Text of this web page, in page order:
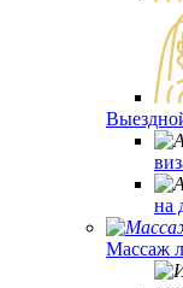
на
Массаж